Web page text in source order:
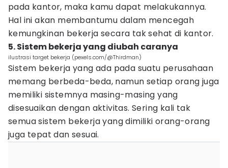
pada kantor, maka kamu dapat melakukannya.
Hal ini akan membantumu dalam mencegah
kemungkinan bekerja secara tak sehat di kantor.
5. Sistem bekerja yang diubah caranya
ilustrasi target bekerja (pexels.com/@Thirdman)
Sistem bekerja yang ada pada suatu perusahaan
memang berbeda-beda, namun setiap orang juga
memiliki sistemnya masing-masing yang
disesuaikan dengan aktivitas. Sering kali tak
semua sistem bekerja yang dimiliki orang-orang
juga tepat dan sesuai.